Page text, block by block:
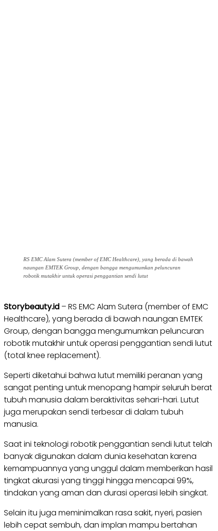
RS EMC Alam Sutera (member of EMC Healthcare), yang berada di bawah
naungan EMTEK Group, dengan bangga mengumumkan peluncuran
robotik mutakhir untuk operasi penggantian sendi lutut
Storybeauty.id – RS EMC Alam Sutera (member of EMC
Healthcare), yang berada di bawah naungan EMTEK
Group, dengan bangga mengumumkan peluncuran
robotik mutakhir untuk operasi penggantian sendi lutut
(total knee replacement).
Seperti diketahui bahwa lutut memiliki peranan yang
sangat penting untuk menopang hampir seluruh berat
tubuh manusia dalam beraktivitas sehari-hari. Lutut
juga merupakan sendi terbesar di dalam tubuh
manusia.
Saat ini teknologi robotik penggantian sendi lutut telah
banyak digunakan dalam dunia kesehatan karena
kemampuannya yang unggul dalam memberikan hasil
tingkat akurasi yang tinggi hingga mencapai 99%,
tindakan yang aman dan durasi operasi lebih singkat.
Selain itu juga meminimalkan rasa sakit, nyeri, pasien
lebih cepat sembuh, dan implan mampu bertahan